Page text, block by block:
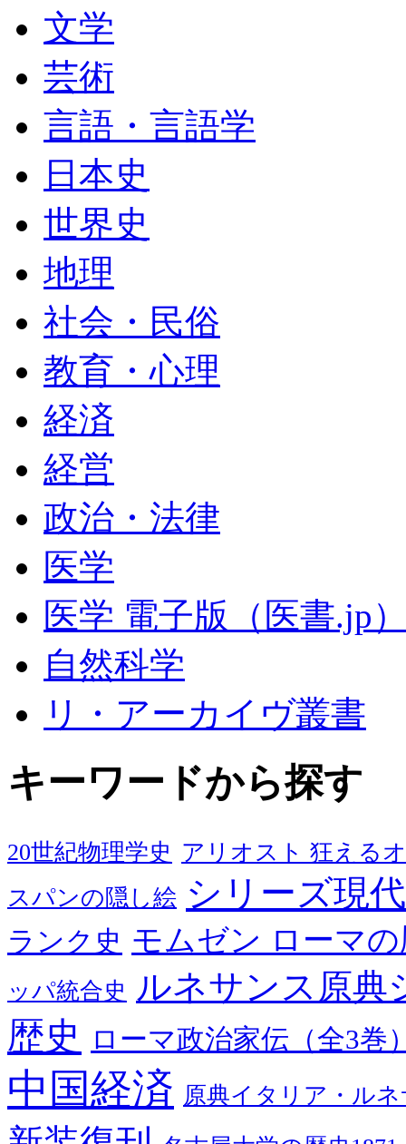
文学
芸術
言語・言語学
日本史
世界史
地理
社会・民俗
教育・心理
経済
経営
政治・法律
医学
医学 電子版（医書.jp
自然科学
リ・アーカイヴ叢書
キーワードから探す
20世紀物理学史 アリオスト 狂える
スパンの隠し絵 シリーズ現
ランク史 モムゼン ローマ
ッパ統合史 ルネサンス原典
歴史 ローマ政治家伝（全3巻
中国経済 原典イタリア・ル